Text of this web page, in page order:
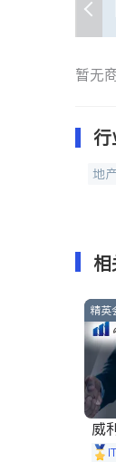
暂无
地
精英
威